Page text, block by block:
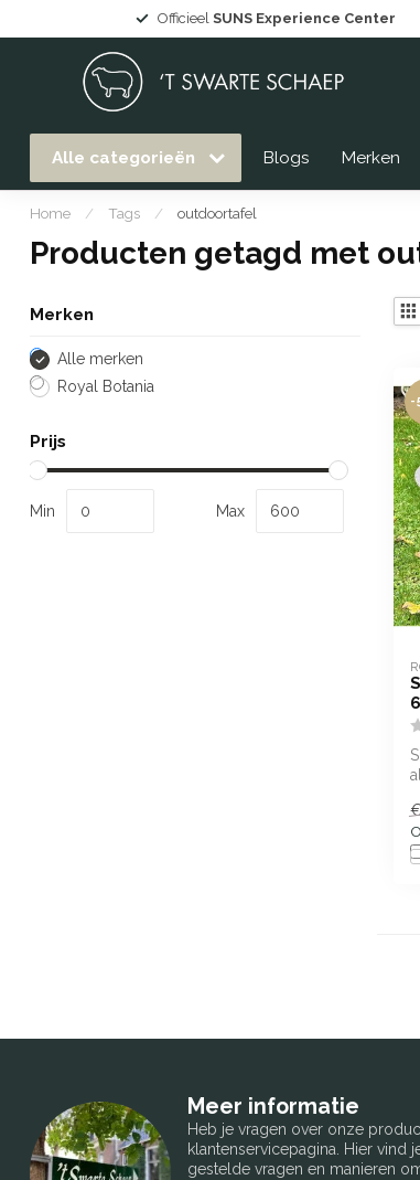
Officieel SUNS Experience Center
Alle categorieën Blogs Merken
Home / Tags / outdoortafel
Producten getagd met
Merken
Alle merken
Royal Botania
Prijs
Min Max
-
Meer informatie
Heb je vragen over onze
klantenservicepagina. Hier
gestelde vragen en manieren